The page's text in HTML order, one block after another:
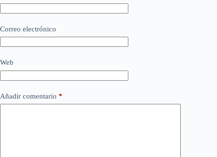
Correo electrónico
Web
Añadir comentario *